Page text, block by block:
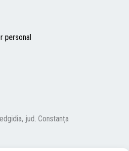
personal
jud. Constanța